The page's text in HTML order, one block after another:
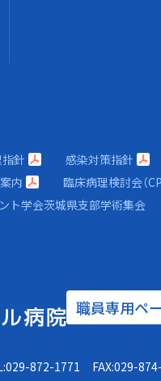
針 感染対策指針
内 臨床病理検討会（
ト学会茨城県支部学術集会
職員専用ペ
029-872-1771 FAX:029-